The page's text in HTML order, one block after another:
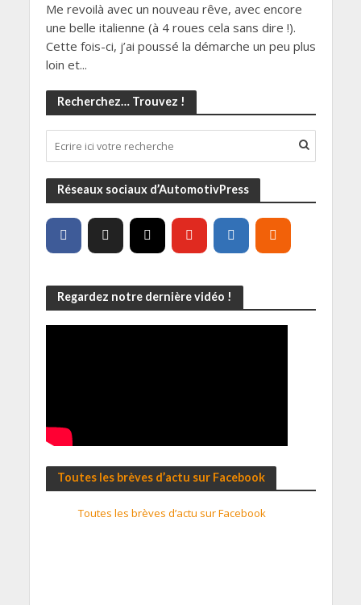
Me revoilà avec un nouveau rêve, avec encore
une belle italienne (à 4 roues cela sans dire !).
Cette fois-ci, j’ai poussé la démarche un peu plus
loin et...
Recherchez… Trouvez !
Réseaux sociaux d’AutomotivPress
Regardez notre dernière vidéo !
Toutes les brèves d’actu sur Facebook
Toutes les brèves d’actu sur Facebook